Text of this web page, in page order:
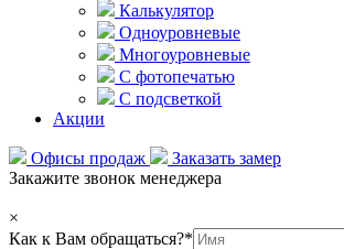
Калькулятор
Одноуровневые
Многоуровневые
С фотопечатью
С подсветкой
Акции
Офисы продаж
Заказать замер
Закажите звонок менеджера
×
Как к Вам обращаться?*